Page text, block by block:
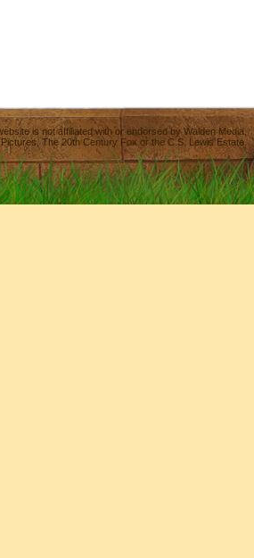
is not affiliated with or endorsed byWalden Media
,The 20th Century Fox or the C.S. Lewis Estate.